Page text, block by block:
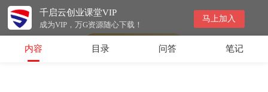
千启云创业课堂VIP
成为VIP，万G资源随心下载！
马上加入
会员专属课程，请开通会员后学习
内容 目录 问答 笔记